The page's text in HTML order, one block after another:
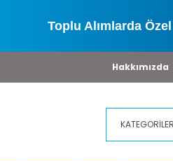
Toplu Alımlarda
Hakkımızda